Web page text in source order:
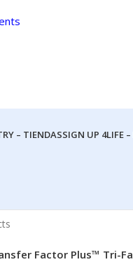
– TIENDASSIGN UP 4LIFE
Factor Plus™ Tri-